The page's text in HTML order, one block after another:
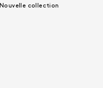
Nouvelle collection